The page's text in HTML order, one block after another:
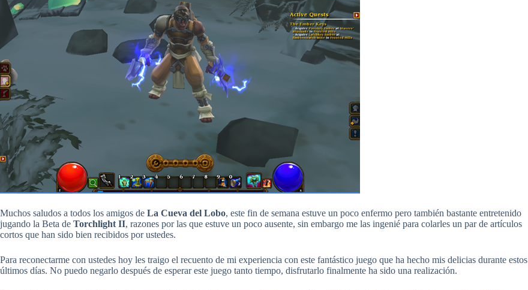
Muchos saludos a todos los amigos de La Cueva del Lobo, este fin de semana estuve un poco enfermo pero también bastante entretenido
jugando la Beta de Torchlight II, razones por las que estuve un poco ausente, sin embargo me las ingenié para colarles un par de artículos
cortos que han sido bien recibidos por ustedes.
Para reconectarme con ustedes hoy les traigo el recuento de mi experiencia con este fantástico juego que ha hecho mis delicias durante estos
últimos días. No puedo negarlo después de esperar este juego tanto tiempo, disfrutarlo finalmente ha sido una realización.